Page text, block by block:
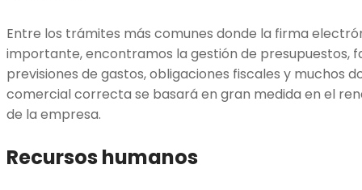
Entre los trámites más comunes donde la firma
importante, encontramos la gestión de presupuestos,
previsiones de gastos, obligaciones fiscales y muchos
comercial correcta se basará en gran medida en el
de la empresa.
Recursos humanos